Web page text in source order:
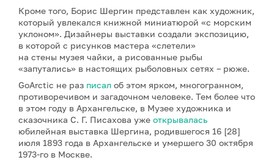
Кроме того, Борис Шергин представлен как художник,
который увлекался книжной миниатюрой «с морским
уклоном». Дизайнеры выставки создали экспозицию,
в которой с рисунков мастера «слетели»
на стены музея чайки, а рисованные рыбы
«запутались» в настоящих рыболовных сетях – рюже.
GoArctic не раз писал об этом ярком, многогранном,
противоречивом и загадочном человеке. Тем более что
в этом году в Архангельске, в Музее художника и
сказочника С. Г. Писахова уже открывалась
юбилейная выставка Шергина, родившегося 16 [28]
июля 1893 года в Архангельске и умершего 30 октября
1973-го в Москве.